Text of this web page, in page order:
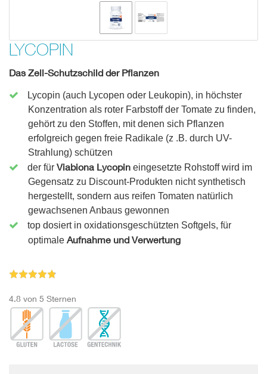
LYCOPIN
Das Zell-Schutzschild der Pflanzen
Lycopin (auch Lycopen oder Leukopin), in höchster
Konzentration als roter Farbstoff der Tomate zu finden,
gehört zu den Stoffen, mit denen sich Pflanzen
erfolgreich gegen freie Radikale (z .B. durch UV-
Strahlung) schützen
der für Viabiona Lycopin eingesetzte Rohstoff wird im
Gegensatz zu Discount-Produkten nicht synthetisch
hergestellt, sondern aus reifen Tomaten natürlich
gewachsenen Anbaus gewonnen
top dosiert in oxidationsgeschützten Softgels, für
optimale Aufnahme und Verwertung
4.8 von 5 Sternen